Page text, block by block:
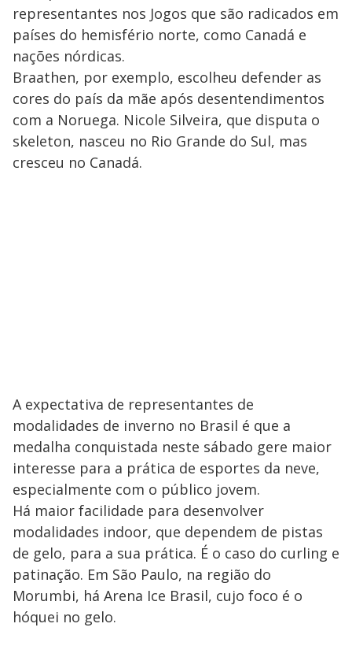
representantes nos Jogos que são radicados em
países do hemisfério norte, como Canadá e
nações nórdicas.
Braathen, por exemplo, escolheu defender as
cores do país da mãe após desentendimentos
com a Noruega. Nicole Silveira, que disputa o
skeleton, nasceu no Rio Grande do Sul, mas
cresceu no Canadá.
A expectativa de representantes de
modalidades de inverno no Brasil é que a
medalha conquistada neste sábado gere maior
interesse para a prática de esportes da neve,
especialmente com o público jovem.
Há maior facilidade para desenvolver
modalidades indoor, que dependem de pistas
de gelo, para a sua prática. É o caso do curling e
patinação. Em São Paulo, na região do
Morumbi, há Arena Ice Brasil, cujo foco é o
hóquei no gelo.